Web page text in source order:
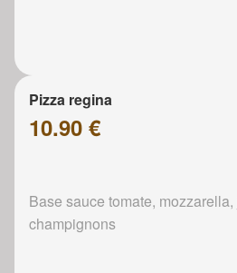
Pizza regina
10.90 €
Base sauce tomate,
champignons